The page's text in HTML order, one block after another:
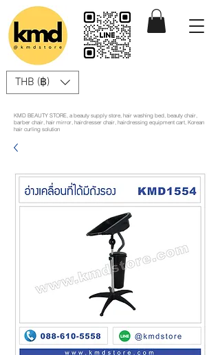
THB (฿)
KMD BEAUTY STORE, a beauty supply store, hair washing bed, beauty chair,
barber chair, hair mirror, hairdresser chair, hairdressing equipment cart, Korean
hair curling solution